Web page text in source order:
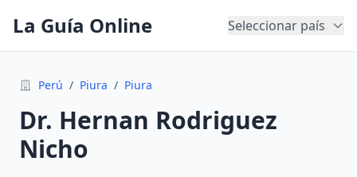
La Guía Online Seleccionar país
Perú / Piura / Piura
Dr. Hernan Rodriguez
Nicho